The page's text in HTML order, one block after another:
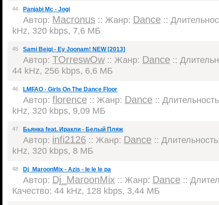
44 Panjabi Mc - Jogi
Автор: Macronus :: Жанр: Dance ::
kHz, 320 kbps, 7,6 МБ
45 Sami Beigi - Ey Joonam! NEW [2013]
Автор: TOrreswOw:: Жанр: Dance ::
44 kHz, 256 kbps, 6,6 МБ
46 LMFAO - Girls On The Dance Floor
Автор: florence :: Жанр: Dance ::
kHz, 320 kbps, 9,09 МБ
47 Бьянка feat. Иракли - Белый Пляж
Автор: infi2126 :: Жанр: Dance ::
kHz, 320 kbps, 8 МБ
48 Dj_MaroonMix - Azis - le le le pa
Автор: Dj_MaroonMix :: Жанр: Dance ::
Качество: 44 kHz, 128 kbps, 3,44 МБ